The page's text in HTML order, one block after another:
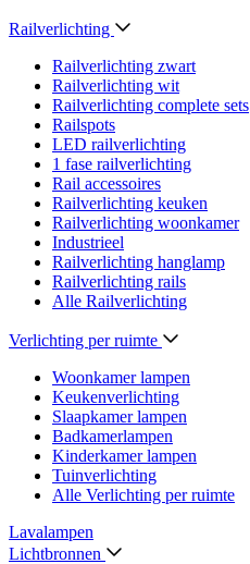
Railverlichting
Railverlichting zwart
Railverlichting wit
Railverlichting complete sets
Railspots
LED railverlichting
1 fase railverlichting
Rail accessoires
Railverlichting keuken
Railverlichting woonkamer
Industrieel
Railverlichting hanglamp
Railverlichting rails
Alle Railverlichting
Verlichting per ruimte
Woonkamer lampen
Keukenverlichting
Slaapkamer lampen
Badkamerlampen
Kinderkamer lampen
Tuinverlichting
Alle Verlichting per ruimte
Lavalampen
Lichtbronnen